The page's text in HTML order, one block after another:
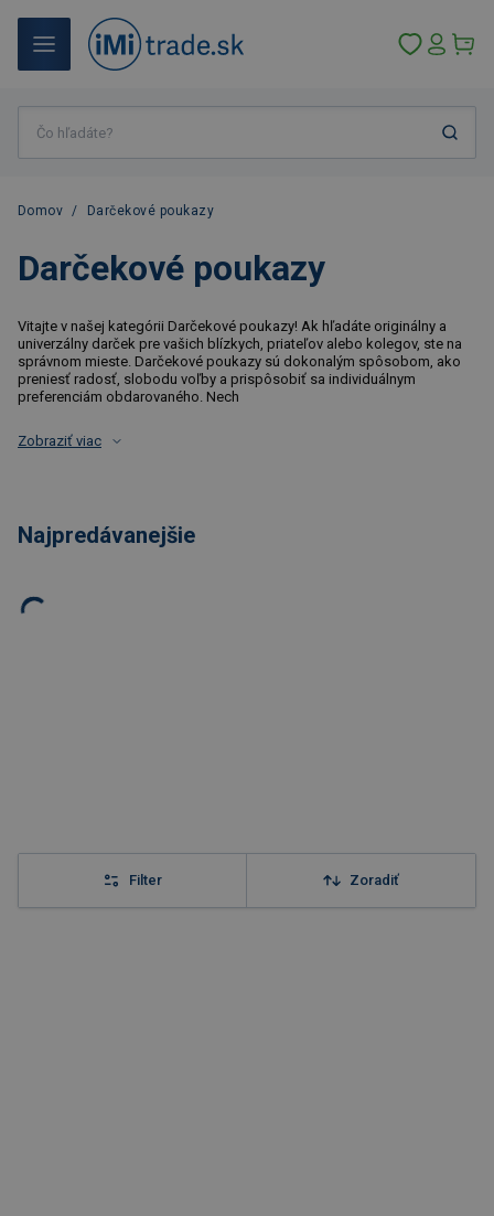
Domov / Darčekové poukazy
Darčekové poukazy
Vitajte v našej kategórii Darčekové poukazy! Ak hľadáte originálny a
univerzálny darček pre vašich blízkych, priateľov alebo kolegov, ste na
správnom mieste. Darčekové poukazy sú dokonalým spôsobom, ako
preniesť radosť, slobodu voľby a prispôsobiť sa individuálnym
preferenciám obdarovaného. Nech
Zobraziť viac
Najpredávanejšie
Filter Zoradiť